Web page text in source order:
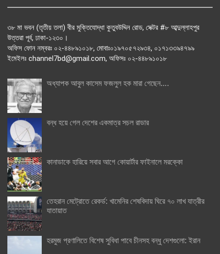
৩৮ মা ভবন (তৃতীয় তলা) বীর মুক্তিযোদ্ধা কুতুবউদ্দিন রোড, সেক্টর #৮ আব্দুল্লাহপুর
উত্তরা পূর্ব, ঢাকা-১২৩০।
অফিস ফোন নম্বরঃ ০২-৪৪৮৯১০১৮, মোবাঃ০১৯৭০৫৭২৯৩৪, ০১৭১৩৩৯৪৭৯৯
ইমেইলঃ channel7bd@gmail.com, অফিসঃ ০২-৪৪৮৯১০১৮
অধ্যাপক আবুল কাসেম ফজলুল হক মারা গেছেন….
বন্ধ হয়ে গেল দেশের একমাত্র সচল রাডার
কানাডাকে হারিয়ে সবার আগে কোয়ার্টার ফাইনালে মরক্কো
তেহরান মেট্রোতে রেকর্ড: খামেনির শেষবিদায় ঘিরে ৭০ লাখ যাত্রীর
যাতায়াত
হরমুজ প্রণালিতে বিশেষ সুবিধা পাবে চীনসহ বন্ধু দেশগুলো: ইরান